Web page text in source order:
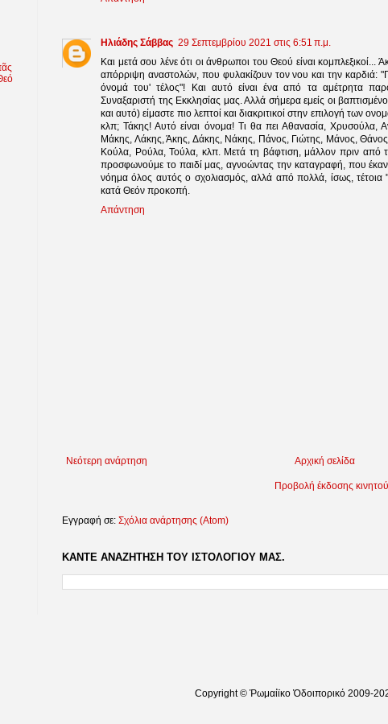
Ηλιάδης Σάββας 29 Σεπτεμβρίου 2021 στις 6:51 π.μ.
Και μετά σου λένε ότι οι άνθρωποι του Θεού είναι
απόρριψη αναστολών, που φυλακίζουν τον νου και την καρδιά:
όνομά του' τέλος"! Και αυτό είναι ένα από τα αμέτρητα
Συναξαριστή της Εκκλησίας μας. Αλλά σήμερα εμείς οι
και αυτό) είμαστε πιο λεπτοί και διακριτικοί στην επιλογή των
κλπ; Τάκης! Αυτό είναι όνομα! Τι θα πει Αθανασία, Χρυσούλα,
Μάκης, Λάκης, Άκης, Δάκης, Νάκης, Πάνος, Γιώτης, Μάνος,
Κούλα, Ρούλα, Τούλα, κλπ. Μετά τη βάφτιση, μάλλον πριν από
προσφωνούμε το παιδί μας, αγνοώντας την καταγραφή, που
νόημα όλος αυτός ο σχολιασμός, αλλά από πολλά, ίσως, τέτοια
κατά Θεόν προκοπή.
Απάντηση
Νεότερη ανάρτηση Αρχική σελίδα
Προβολή έκδοσης κινητού
Εγγραφή σε: Σχόλια ανάρτησης (Atom)
ΚΑΝΤΕ ΑΝΑΖΗΤΗΣΗ ΤΟΥ ΙΣΤΟΛΟΓΙΟΥ ΜΑΣ.
Copyright © Ῥωμαίϊκο Ὁδοιπορικό 2009-